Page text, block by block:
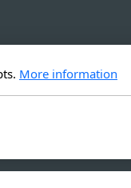
More information